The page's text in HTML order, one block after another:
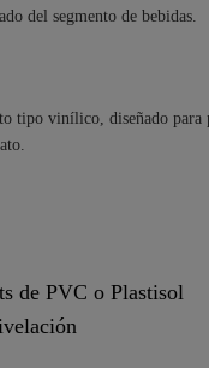
del segmento de bebidas.
tipo vinílico, diseñado para
de PVC o Plastisol